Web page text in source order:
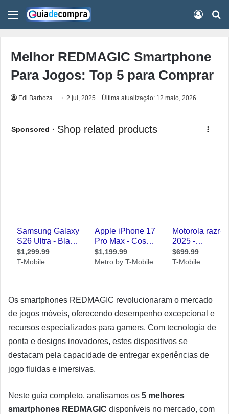
Menu
Melhor REDMAGIC Smartphone
Para Jogos: Top 5 para Comprar
Edi Barboza 2 jul, 2025 Última atualização: 12 maio, 2026
Os smartphones REDMAGIC revolucionaram o mercado
de jogos móveis, oferecendo desempenho excepcional e
recursos especializados para gamers. Com tecnologia de
ponta e designs inovadores, estes dispositivos se
destacam pela capacidade de entregar experiências de
jogo fluidas e imersivas.
Neste guia completo, analisamos os 5 melhores
smartphones REDMAGIC disponíveis no mercado, com